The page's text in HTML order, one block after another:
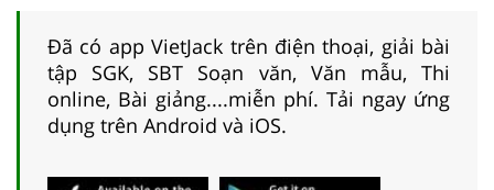
Đã có app VietJack trên điện thoại, giải bài
tập SGK, SBT Soạn văn, Văn mẫu, Thi
online, Bài giảng....miễn phí. Tải ngay ứng
dụng trên Android và iOS.